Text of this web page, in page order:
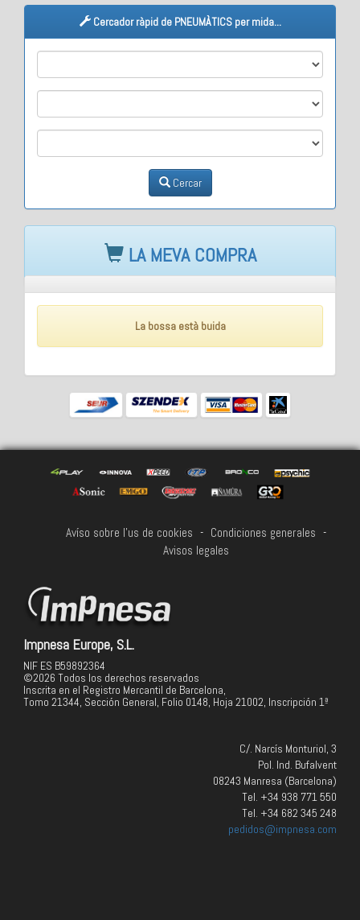
Cercador ràpid de PNEUMÀTICS per mida...
Cercar
LA MEVA COMPRA
La bossa està buida
Avíso sobre l'us de cookies - Condiciones generales -
Avisos legales
Impnesa Europe, S.L.
NIF ES B59892364
©2026 Todos los derechos reservados
Inscrita en el Registro Mercantil de Barcelona,
Tomo 21344, Sección General, Folio 0148, Hoja 21002, Inscripción 1ª
C/. Narcís Monturiol, 3
Pol. Ind. Bufalvent
08243 Manresa (Barcelona)
Tel. +34 938 771 550
Tel. +34 682 345 248
pedidos@impnesa.com